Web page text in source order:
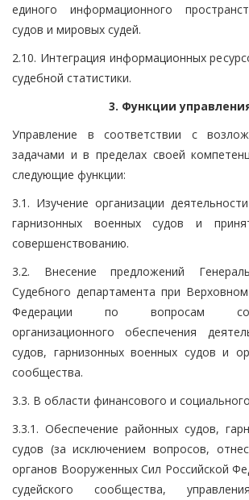
единого информационного
судов и мировых судей.
2.10. Интеграция информационных
судебной статистики.
3. Функции
Управление в соответствии с
задачами и в пределах своей
следующие функции:
3.1. Изучение организации
гарнизонных военных судов и
совершенствованию.
3.2. Внесение предложений
Судебного департамента при
Федерации по вопросам
организационного обеспечения
судов, гарнизонных военных судов и
сообщества.
3.3. В области финансового и
3.3.1. Обеспечение районных судов,
судов (за исключением вопросов,
органов Вооруженных Сил Российской
судейского сообщества,